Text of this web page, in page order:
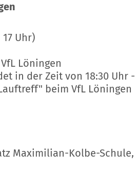
Uhr)
Löningen
in der Zeit von 18:30 Uhr -
beim VfL Löningen
Maximilian-Kolbe-Schule,